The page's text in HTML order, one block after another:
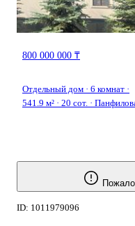
800 000 000 ₸
Отдельный дом · 6 комнат ·
541.9 м² · 20 сот. ·
ID: 1011979096